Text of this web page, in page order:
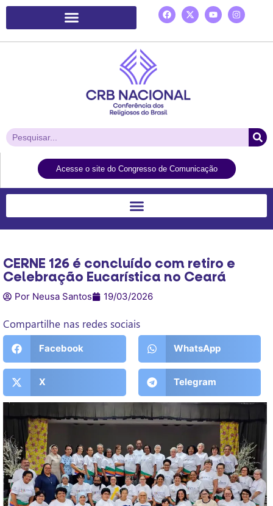
Acesse o site do Congresso de Comunicação
CERNE 126 é concluído com retiro e
Celebração Eucarística no Ceará
Por Neusa Santos 19/03/2026
Compartilhe nas redes sociais
Facebook WhatsApp
X Telegram